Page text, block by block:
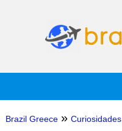
Brazil Greece » Curiosidades